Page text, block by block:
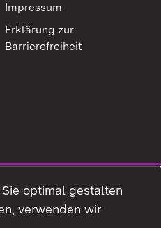
Impressum
Erklärung zur
Barrierefreiheit
optimal gestalten
verwenden wir